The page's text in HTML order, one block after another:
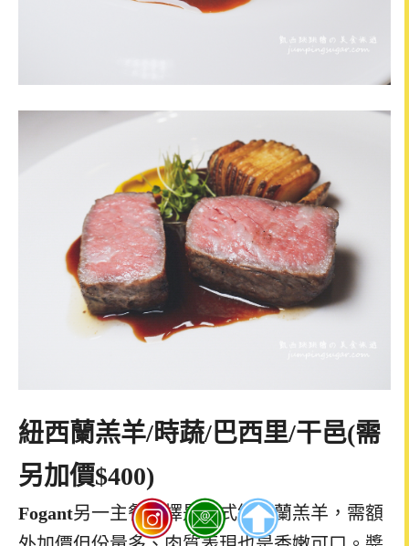
紐西蘭羔羊/時蔬/巴西里/干邑(需
另加價$400)
Fogant另一主餐選擇是法式紐西蘭羔羊，需額